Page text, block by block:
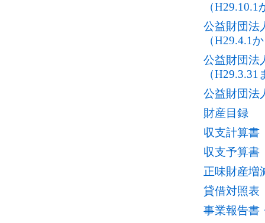
（H29.10.1
公益財団法
（H29.4.1
公益財団法
（H29.3.31
公益財団法
財産目録
収支計算書
収支予算書
正味財産増
貸借対照表
事業報告書